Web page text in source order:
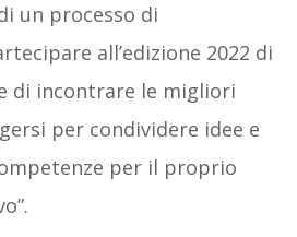
un processo di
all’edizione 2022 di
di incontrare le migliori
per condividere idee e
per il proprio